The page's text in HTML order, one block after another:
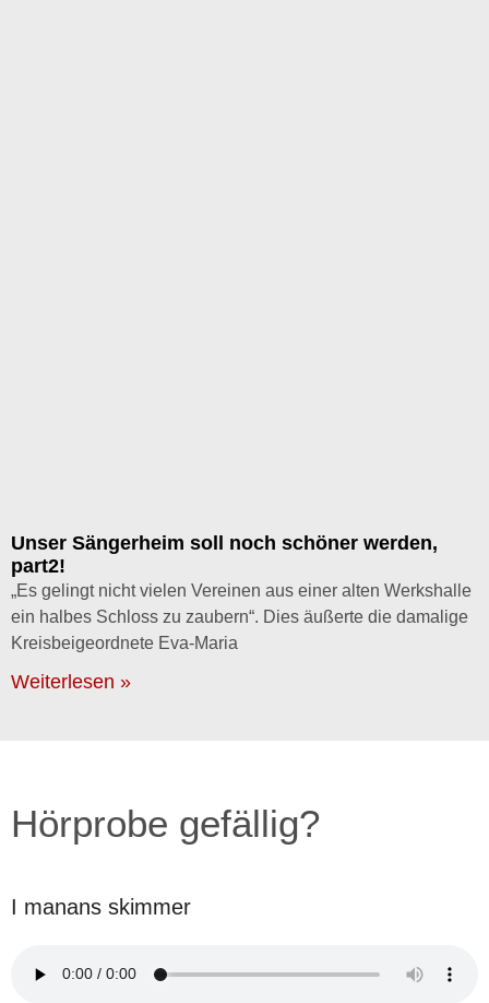
Unser Sängerheim soll noch schöner werden,
part2!
„Es gelingt nicht vielen Vereinen aus einer alten Werkshalle
ein halbes Schloss zu zaubern“. Dies äußerte die damalige
Kreisbeigeordnete Eva-Maria
Weiterlesen »
Hörprobe gefällig?
I manans skimmer